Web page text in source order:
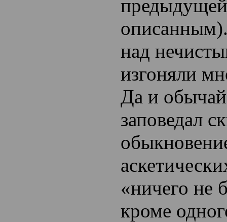
предыдущей
над
изгоняли
Да и
заповедал
«ничего не
кроме